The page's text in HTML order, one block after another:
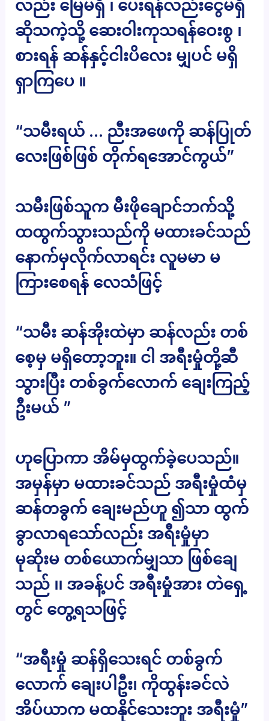
လည်း မြေမရှိ ၊ ပေးရန်လည်းငွေမရှိ
ဆိုသကဲ့သို့ ဆေးဝါးကုသရန်ဝေးစွ ၊
စားရန် ဆန်နှင့်ငါးပိလေး မျှပင် မရှိ
ရှာကြပေ ။
“သမီးရယ် … ညီးအဖေကို ဆန်ပြုတ်
လေးဖြစ်ဖြစ် တိုက်ရအောင်ကွယ်”
သမီးဖြစ်သူက မီးဖိုချောင်ဘက်သို့
ထထွက်သွားသည်ကို မထားခင်သည်
နောက်မှလိုက်လာရင်း လူမမာ မ
ကြားစေရန် လေသံဖြင့်
“သမီး ဆန်အိုးထဲမှာ ဆန်လည်း တစ်
စေ့မှ မရှိတော့ဘူး။ ငါ အရီးမှုံတို့ဆီ
သွားပြီး တစ်ခွက်လောက် ချေးကြည့်
ဦးမယ် ”
ဟုပြောကာ အိမ်မှထွက်ခဲ့ပေသည်။
အမှန်မှာ မထားခင်သည် အရီးမှုံထံမှ
ဆန်တခွက် ချေးမည်ဟူ ၍သာ ထွက်
ခွာလာရသော်လည်း အရီးမှုံမှာ
မုဆိုးမ တစ်ယောက်မျှသာ ဖြစ်ချေ
သည် ၊၊ အခန့်ပင် အရီးမှုံအား တဲရှေ့
တွင် တွေ့ရသဖြင့်
“အရီးမှုံ ဆန်ရှိသေးရင် တစ်ခွက်
လောက် ချေးပါဦး၊ ကိုထွန်းခင်လဲ
အိပ်ယာက မထနိုင်သေးဘူး အရီးမှုံ”